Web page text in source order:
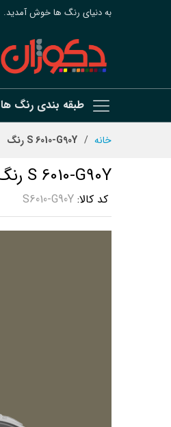
به دنیای رنگ ها خوش آمدید.
طبقه بندی رنگ ها
خانه S 6010-G90Y رنگ
S 6010-G90Y رنگ
کد کالا S6010-G90Y